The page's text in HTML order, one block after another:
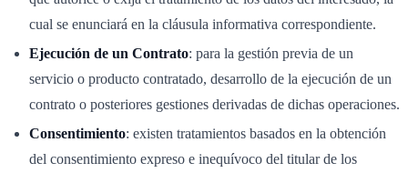
cual se enunciará en la cláusula informativa correspondiente.
Ejecución de un Contrato: para la gestión previa de un
servicio o producto contratado, desarrollo de la ejecución de un
contrato o posteriores gestiones derivadas de dichas operaciones.
Consentimiento: existen tratamientos basados en la obtención
del consentimiento expreso e inequívoco del titular de los